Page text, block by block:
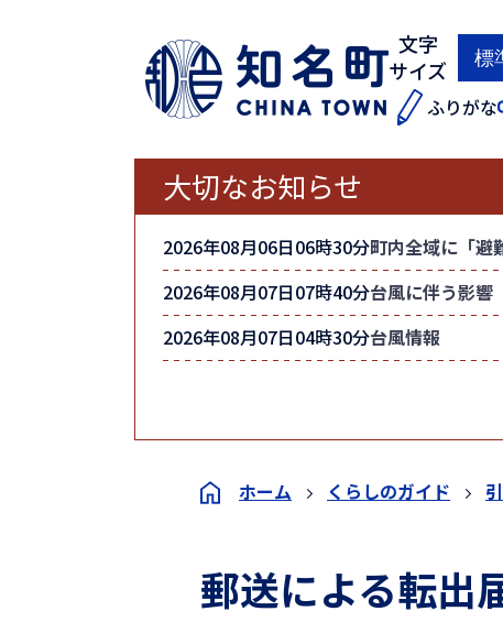
文字
サイズ
標
（
期
ふりがな
大切なお知らせ
2026年08月06日06時30分町内全域に「避
2026年08月07日07時40分台風に伴う影響
2026年08月07日04時30分台風情報
ホーム くらしのガイド
郵送による転出